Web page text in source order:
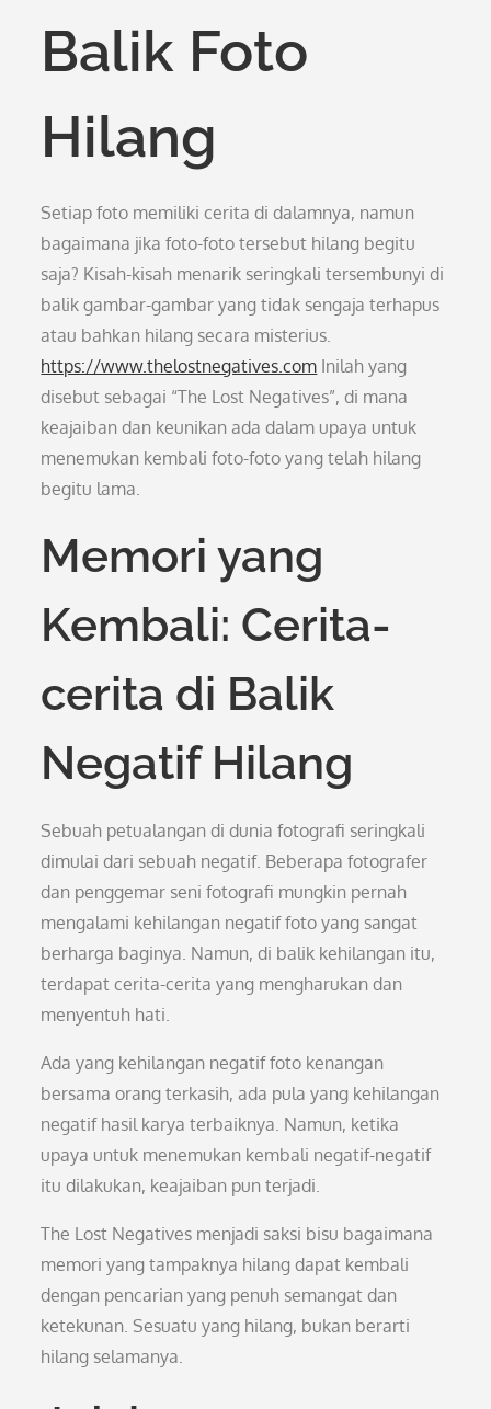
Balik Foto
Hilang
Setiap foto memiliki cerita di dalamnya, namun
bagaimana jika foto-foto tersebut hilang begitu
saja? Kisah-kisah menarik seringkali tersembunyi di
balik gambar-gambar yang tidak sengaja terhapus
atau bahkan hilang secara misterius.
https://www.thelostnegatives.com Inilah yang
disebut sebagai “The Lost Negatives”, di mana
keajaiban dan keunikan ada dalam upaya untuk
menemukan kembali foto-foto yang telah hilang
begitu lama.
Memori yang
Kembali: Cerita-
cerita di Balik
Negatif Hilang
Sebuah petualangan di dunia fotografi seringkali
dimulai dari sebuah negatif. Beberapa fotografer
dan penggemar seni fotografi mungkin pernah
mengalami kehilangan negatif foto yang sangat
berharga baginya. Namun, di balik kehilangan itu,
terdapat cerita-cerita yang mengharukan dan
menyentuh hati.
Ada yang kehilangan negatif foto kenangan
bersama orang terkasih, ada pula yang kehilangan
negatif hasil karya terbaiknya. Namun, ketika
upaya untuk menemukan kembali negatif-negatif
itu dilakukan, keajaiban pun terjadi.
The Lost Negatives menjadi saksi bisu bagaimana
memori yang tampaknya hilang dapat kembali
dengan pencarian yang penuh semangat dan
ketekunan. Sesuatu yang hilang, bukan berarti
hilang selamanya.